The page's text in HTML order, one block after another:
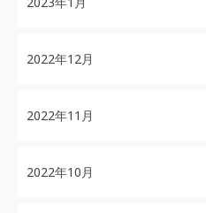
2022年12月
2022年11月
2022年10月